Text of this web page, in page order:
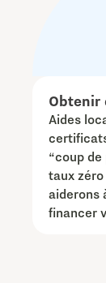
Obtenir
Aides
“coup
taux
aiderons
financer